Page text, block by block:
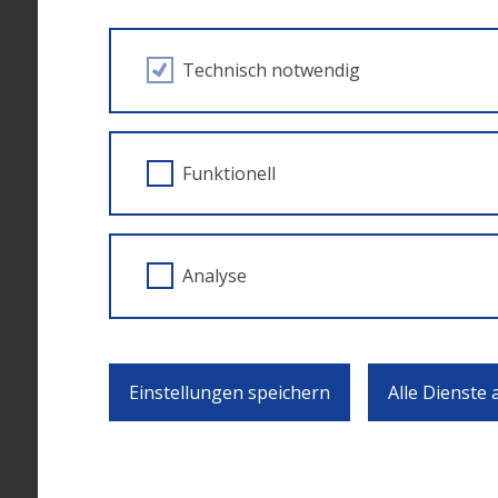
Zur Beantwortung dieser Fragen gibt es
(limequery.com)auszufüllen. Das Ausfüllen
Sie können den Link zur Befragung auch
Bereichen zu Sozialer Innovation arbeiten.
Der Fragebogen kann bis zum 01. Oktober
Technisch notwendig
Funktionell
Analyse
Einstellungen speichern Alle Dienste